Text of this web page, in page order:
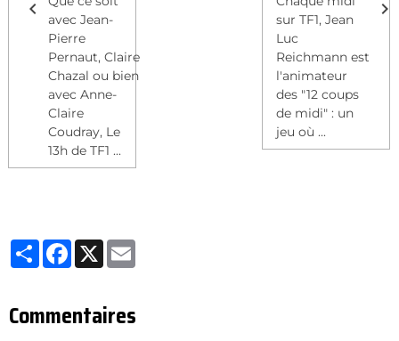
avec Jean-
Pierre
Pernaut, Claire
Chazal ou bien
avec Anne-
Claire
Coudray, Le
13h de TF1 ...
sur TF1, Jean
Luc
Reichmann est
l'animateur
des "12 coups
de midi" : un
jeu où ...
Partager
Facebook
X
Commentaires